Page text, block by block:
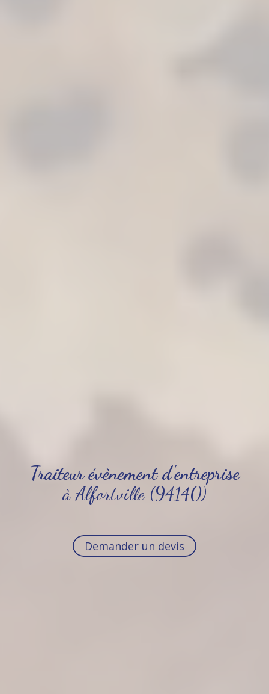
Traiteur évènement d'entreprise
à Alfortville (94140)
Demander un devis